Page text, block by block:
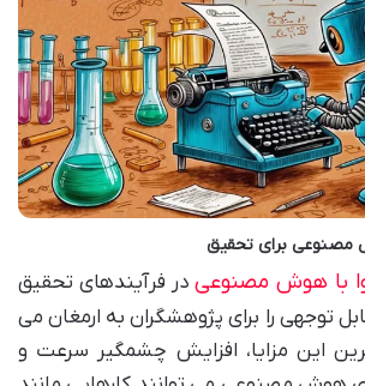
مصنوعی برای تحقیق
با هوش مصنوعیدر فرآیندهای تحقیق
توجهی را برای پژوهشگران به ارمغان می
این مزایا، افزایش چشمگیر سرعت و